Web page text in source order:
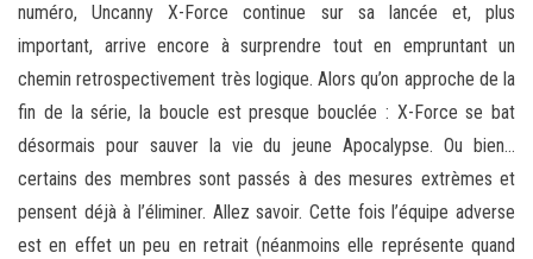
numéro, Uncanny X-Force continue sur sa lancée et, plus
important, arrive encore à surprendre tout en empruntant un
chemin retrospectivement très logique. Alors qu’on approche de la
fin de la série, la boucle est presque bouclée : X-Force se bat
désormais pour sauver la vie du jeune Apocalypse. Ou bien…
certains des membres sont passés à des mesures extrèmes et
pensent déjà à l’éliminer. Allez savoir. Cette fois l’équipe adverse
est en effet un peu en retrait (néanmoins elle représente quand